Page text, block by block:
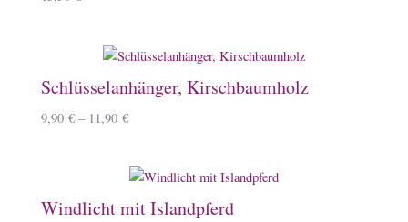
Schlüsselanhänger, Kirschbaumholz
9,90 € – 11,90 €
Windlicht mit Islandpferd